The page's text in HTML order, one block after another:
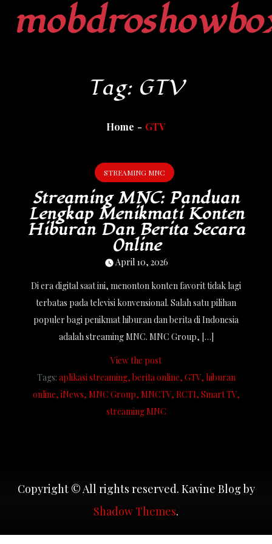
Tag: GTV
Home GTV
STREAMING MNC
Streaming MNC: Panduan
Lengkap Menikmati Konten
Hiburan Dan Berita Secara
Online
April 10, 2026
Di era digital saat ini, menonton konten favorit tidak lagi
terbatas pada televisi konvensional. Salah satu pilihan
populer bagi penikmat hiburan dan berita di Indonesia
adalah streaming MNC. MNC Group, […]
View the post
Tags: aplikasi streaming berita online GTV hiburan
online iNews MNC Group MNCTV RCTI Smart TV
streaming MNC
Copyright © All rights reserved. Kavine Blog by
Shadow Themes.